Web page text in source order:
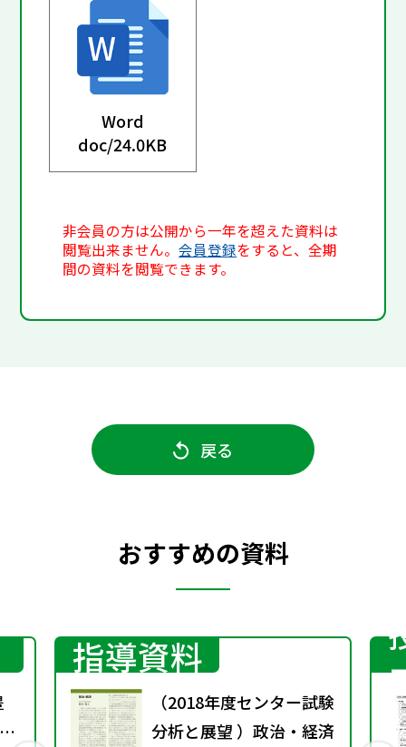
Word
doc/24.0KB
非会員の方は公開から一年を超えた資料は
閲覧出来ません。会員登録をすると、全期
間の資料を閲覧できます。
戻る
おすすめの資料
指導資料
（2018年度センター試験
分析と展望 ）政治・経済